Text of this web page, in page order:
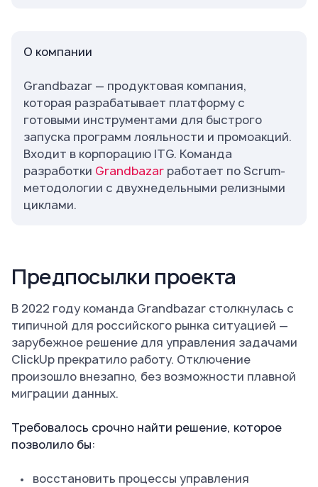
О компании
Grandbazar — продуктовая компания,
которая разрабатывает платформу с
готовыми инструментами для быстрого
запуска программ лояльности и промоакций.
Входит в корпорацию ITG. Команда
разработки Grandbazar работает по Scrum-
методологии с двухнедельными релизными
циклами.
Предпосылки проекта
В 2022 году команда Grandbazar столкнулась с
типичной для российского рынка ситуацией —
зарубежное решение для управления задачами
ClickUp прекратило работу. Отключение
произошло внезапно, без возможности плавной
миграции данных.
Требовалось срочно найти решение, которое
позволило бы:
восстановить процессы управления